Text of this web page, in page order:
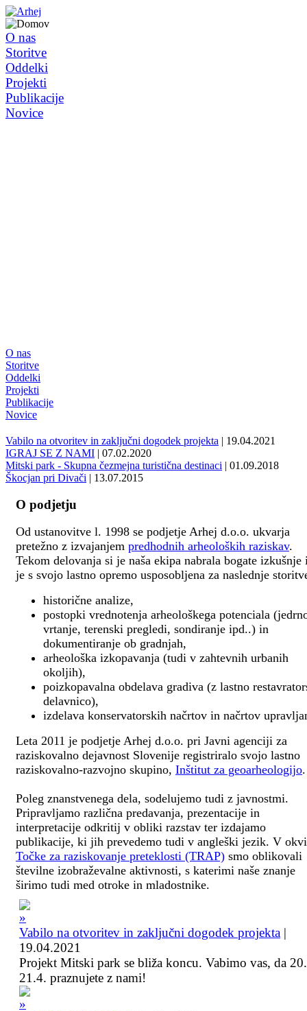
O nas
Storitve
Oddelki
Projekti
Publikacije
Novice
O nas
Storitve
Oddelki
Projekti
Publikacije
Novice
Vabilo na otvoritev in zaključni dogodek projekta | 19.04.2021
IGRAJ SE Z NAMI | 07.02.2020
Mitski park - Skupna čezmejna turistična destinaci | 01.09.2018
Škocjan pri Divači | 13.07.2015
O podjetju
Od ustanovitve l. 1998 se podjetje Arhej d.o.o. ukvarja
pretežno z izvajanjem predhodnih arheoloških raziskav.
Tekom delovanja si je naša ekipa nabrala bogate izkušnje
je s svojo lastno opremo usposobljena za naslednje
historične analize,
postopki vrednotenja arheološkega potenciala
vrtanje, terenski pregledi, sondiranje ipd..) in
dokumentiranje ob gradnjah,
arheološka izkopavanja (tudi v zahtevnih urbanih
okoljih),
poizkopavalna obdelava gradiva (z lastno
delavnico),
izdelava konservatorskih načrtov in načrtov
Leta 2011 je podjetje Arhej d.o.o. pri Javni agenciji za
raziskovalno dejavnost Slovenije registriralo svojo lastno
raziskovalno-razvojno skupino, Inštitut za geoarheologijo.
Poleg znanstvenega dela, sodelujemo tudi z javnostmi.
Pripravljamo različna predavanja, prezentacije in
interpretacije odkritij v obliki razstav ter izdajamo
publikacije, ki jih prevedemo tudi v angleški jezik. V
Točke za raziskovanje preteklosti (TRAP) smo oblikovali
številne izobraževalne aktivnosti, s katerimi naše znanje
širimo tudi med otroke in mladostnike.
Vabilo na otvoritev in zaključni dogodek projekta |
19.04.2021
Projekt Mitski park se bliža koncu. Vabimo vas, da
21.4. praznujete z nami!